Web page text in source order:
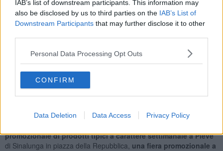
IAB’s list of downstream participants. This information may
also be disclosed by us to third parties on the IAB’s List of
Downstream Participants that may further disclose it to other
Personal Data Processing Opt Outs
CONFIRM
Data Deletion Data Access Privacy Policy
50mila euro per la sistemazione dei parchi e dei giardini.
Il Consiglio comunale ha anche deliberato di affidare in
all’Istituto Maria Redditi di Sinalunga
la gestione in
convenzione della Farmacia comunale n. 4 per la durata di nove
anni e l’adesione allastazione appaltante unica della provincia
di Siena.
sulle aree pubbliche, approvato con il voto favorevole della
promozionale di prodotti tipici a carattere settimanale a Pieve
di Sinalunga in piazza della Repubblica, una fiera promozionale a